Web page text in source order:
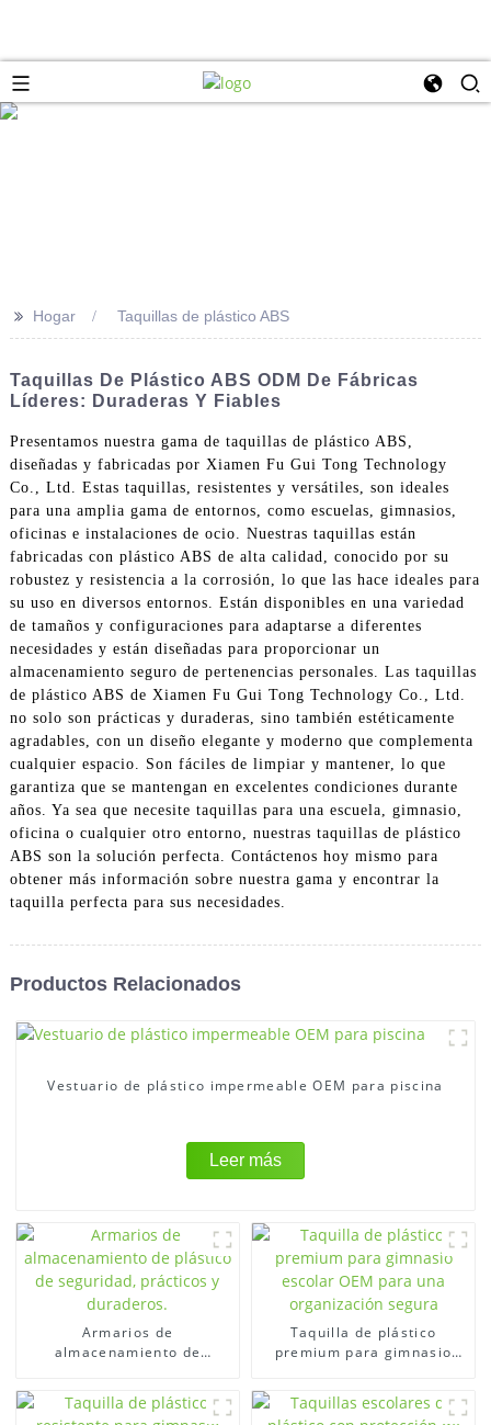
>> Hogar Taquillas de plástico ABS
Taquillas De Plástico ABS ODM De Fábricas
Líderes: Duraderas Y Fiables
Presentamos nuestra gama de taquillas de plástico ABS,
diseñadas y fabricadas por Xiamen Fu Gui Tong Technology
Co., Ltd. Estas taquillas, resistentes y versátiles, son ideales
para una amplia gama de entornos, como escuelas, gimnasios,
oficinas e instalaciones de ocio. Nuestras taquillas están
fabricadas con plástico ABS de alta calidad, conocido por su
robustez y resistencia a la corrosión, lo que las hace ideales para
su uso en diversos entornos. Están disponibles en una variedad
de tamaños y configuraciones para adaptarse a diferentes
necesidades y están diseñadas para proporcionar un
almacenamiento seguro de pertenencias personales. Las taquillas
de plástico ABS de Xiamen Fu Gui Tong Technology Co., Ltd.
no solo son prácticas y duraderas, sino también estéticamente
agradables, con un diseño elegante y moderno que complementa
cualquier espacio. Son fáciles de limpiar y mantener, lo que
garantiza que se mantengan en excelentes condiciones durante
años. Ya sea que necesite taquillas para una escuela, gimnasio,
oficina o cualquier otro entorno, nuestras taquillas de plástico
ABS son la solución perfecta. Contáctenos hoy mismo para
obtener más información sobre nuestra gama y encontrar la
taquilla perfecta para sus necesidades.
Productos Relacionados
Vestuario de plástico impermeable OEM para piscina
Leer más
Armarios de
almacenamiento de
Taquilla de plástico
premium para gimnasio